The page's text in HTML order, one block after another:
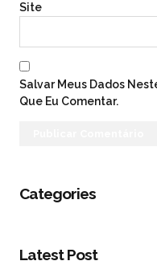
Site
Salvar Meus Dados
Que Eu Comentar.
Categories
Latest Post